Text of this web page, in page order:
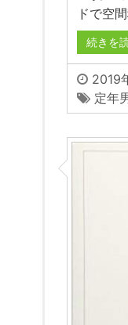
ドで空
続きを
2019
定年